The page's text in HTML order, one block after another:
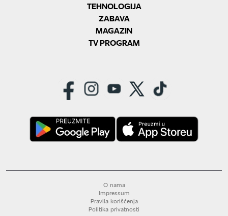
TEHNOLOGIJA
ZABAVA
MAGAZIN
TV PROGRAM
O nama
Impressum
Pravila korišćenja
Politika privatnosti